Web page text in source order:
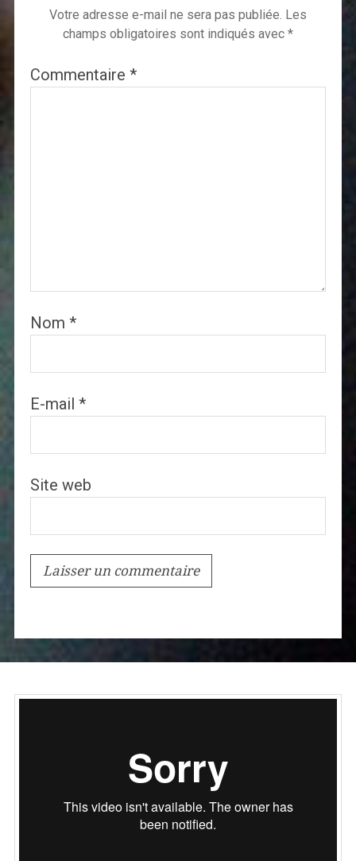
Votre adresse e-mail ne sera pas publiée. Les
champs obligatoires sont indiqués avec *
Commentaire *
Nom *
E-mail *
Site web